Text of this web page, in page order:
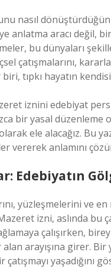
nasıl
anlatma aracı değil,
bu dünyaları
çatışmalarını,
tıpkı hayatın
iznini edebiyat
bir yasal düzenleme
ele alacağız. Bu
anlamını
Edebiyatın
yüzleşmelerini ve
izni, aslında bu
çalışırken,
arayışına girer.
yaşadığını